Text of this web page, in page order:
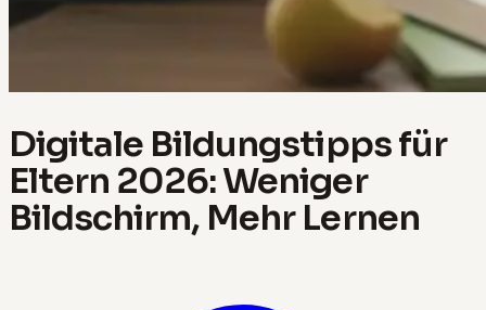
Digitale Bildungstipps für
Eltern 2026: Weniger
Bildschirm, Mehr Lernen